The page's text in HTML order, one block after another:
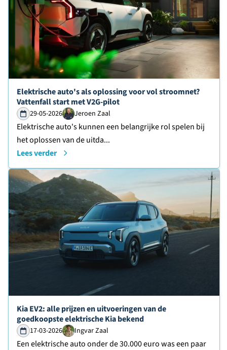
Lees verder over
Elektrische auto's als oplossing voor vol stroomnet?
Vattenfall start met V2G-pilot
29-05-2026 Jeroen Zaal
Elektrische auto's kunnen een belangrijke rol spelen bij
het oplossen van de uitda...
Lees verder
Lees verder over
Kia EV2: alle prijzen en uitvoeringen van de
goedkoopste elektrische Kia bekend
17-03-2026 Ingvar Zaal
Een elektrische auto onder de 30.000 euro was een paar